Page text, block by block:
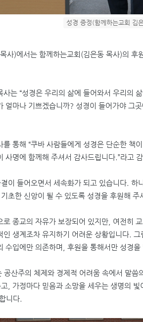
성경 증정(함께하는교회 김
사)에서는 함께하는교회 (김은동 목사)의 후
사는 “성경은 우리의 삶에 들어와서 우리의
얼마나 기쁘겠습니까? 성경이 들어가야 그
를 통해 “쿠바 사람들에게 성경은 단순한 책
사명에 함께해 주셔서 감사드립니다 .”라고
이 들어오면서 세속화가 되고 있습니다 하
초한 신앙이 될 수 있도록 성경을 후원해 주
종교의 자유가 보장되어 있지만 여전히
생계조차 유지하기 어려운 상황입니다
그
수입에만 의존하며
후원을 통해서만 성경
공산주의 체제와 경제적 어려움 속에서 말
가정마다 믿음과 소망을 세우는 생명의 빛
니다